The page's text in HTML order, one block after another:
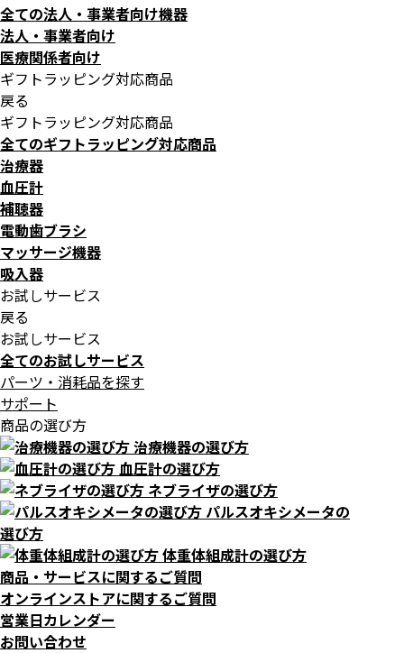
全ての法人・事業者向け機器
法人・事業者向け
医療関係者向け
ギフトラッピング対応商品
戻る
ギフトラッピング対応商品
全てのギフトラッピング対応商品
治療器
血圧計
補聴器
電動歯ブラシ
マッサージ機器
吸入器
お試しサービス
戻る
お試しサービス
全てのお試しサービス
パーツ・消耗品を探す
サポート
商品の選び方
治療機器の選び方
血圧計の選び方
ネブライザの選び方
パルスオキシメータの
選び方
体重体組成計の選び方
商品・サービスに関するご質問
オンラインストアに関するご質問
営業日カレンダー
お問い合わせ